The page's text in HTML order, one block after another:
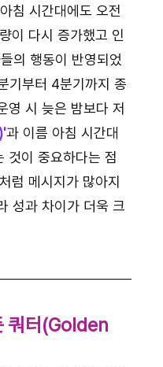
침 시간대에도 오전
이 다시 증가했고 인
의 행동이 반영되었
기부터 4분기까지 종
영 시 늦은 밤보다 저
과 이름 아침 시간대
것이 중요하다는 점
럼 메시지가 많아지
성과 차이가 더욱 크
쿼터(Golden